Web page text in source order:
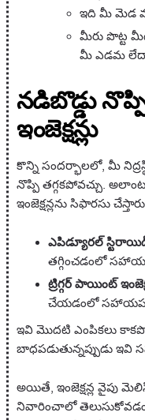
ఇది మీ మెడ
మీరు పొట్ట
మీ ఎడమ లేదా
నడిబొడ్డు
ఇంజెక్షన్లు
కొన్ని సందర్భాలలో, మీ
నొప్పి తగ్గకపోవచ్చు.
ఇంజెక్షన్లను సిఫారసు
ఎపిడ్యూరల్ స్టిరాయిడ్
తగ్గించడంలో
ట్రిగ్గర్ పాయింట్
చేయడంలో
ఇవి మొదటి ఎంపికలు
బాధపడుతున్నప్పుడు ఇవి
అయితే, ఇంజెక్షన్ల వైపు
నివారించాలో